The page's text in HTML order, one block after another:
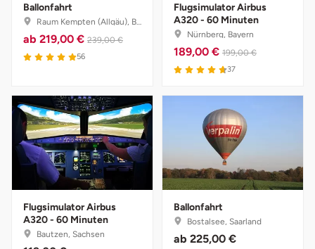
Ballonfahrt
Raum Kempten (Allgäu), Bayern
ab 219,00 € 239,00 €
56
Flugsimulator Airbus
A320 - 60 Minuten
Nürnberg, Bayern
189,00 € 199,00 €
37
Flugsimulator Airbus
A320 - 60 Minuten
Bautzen, Sachsen
Ballonfahrt
Bostalsee, Saarland
ab 225,00 €
Köln
Landkreis Rostock
Landshut
Langenselbold
Leipzig
Leutkirch
Ludwigslust-Parchim